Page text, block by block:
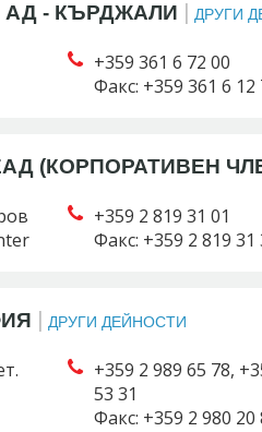
- КЪРДЖАЛИ ДРУГИ
+359 361 6 72 00
Факс: +359 361 6 12
(КОРПОРАТИВЕН
+359 2 819 31 01
Факс: +359 2 819 31
ДРУГИ ДЕЙНОСТИ
+359 2 989 65 78,
53 31
Факс: +359 2 980 20